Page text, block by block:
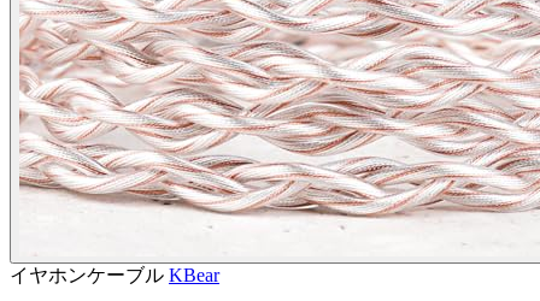
イヤホンケーブル KBear